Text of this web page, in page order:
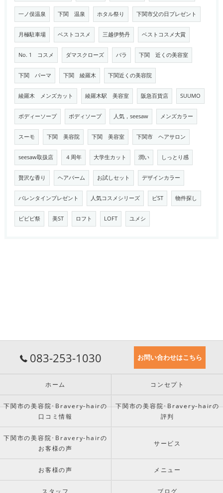
一ノ俣温泉 下関 温泉 ホタル祭り 下関市父の日プレゼント
月極駐車場 ベストコスメ 三越伊勢丹 ベストコスメ大賞
No. 1 コスメ ダマスクローズ バラ 下関 近くの美容室
下関 パーマ 下関 綾羅木 下関近くの美容院
綾羅木 メンズカット 綾羅木駅 美容室 阪急百貨店 SUUMO
ボディーソープ ボディソープ 人気，seesaw メンズカラー
スーモ 下関 美容院 下関 美容室 下関市 ヘアサロン
seesaw取扱店 ４周年 大学生カット 潤い しっとり感
贅沢な香り ヘアバーム お試しセット デザインカラー
バレンタインプレゼント 人気コスメシリーズ ビST 物件探し
ビビビ祭 美ST ロフト LOFT ユメシ
083-253-1030 お問い合わせはこちら
ホーム コンセプト
下関市の美容院･Bravery-hairの
口コミ情報
下関市の美容院･Bravery-hairの
評判
下関市の美容院･Bravery-hairの
お客様の声
サービス
お客様の声 メニュー
スタッフ ブログ